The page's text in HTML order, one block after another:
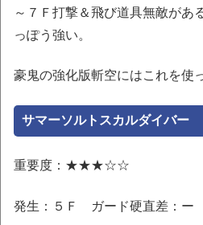
～７Ｆ打撃＆飛び道具無敵があ
っぽう強い。
豪鬼の強化版斬空にはこれを使
サマーソルトスカルダイバー
重要度：★★★☆☆
発生：５Ｆ ガード硬直差：ー